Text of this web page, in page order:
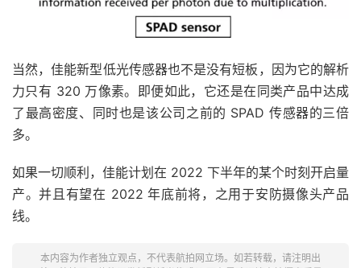
当然，佳能新型低光传感器也不是没有短板，因为它的解析
力只有 320 万像素。即便如此，它还是在同类产品中达成
了最高密度、同时也是该公司之前的 SPAD 传感器的三倍
多。
如果一切顺利，佳能计划在 2022 下半年的某个时刻开启量
产。并且有望在 2022 年底前将，之用于安防摄像头产品
线。
本内容为作者独立观点，不代表航拍网立场。如若转载，请注明出